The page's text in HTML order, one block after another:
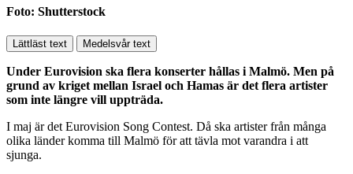
Foto: Shutterstock
Lättläst text Medelsvår text
Under Eurovision ska flera konserter hållas i Malmö. Men på
grund av kriget mellan Israel och Hamas är det flera artister
som inte längre vill uppträda.
I maj är det Eurovision Song Contest. Då ska artister från många
olika länder komma till Malmö för att tävla mot varandra i att
sjunga.